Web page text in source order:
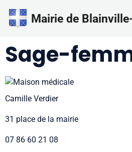
Mairie de
Sage-
Camille Verdier
31 place de la mairie
07 86 60 21 08